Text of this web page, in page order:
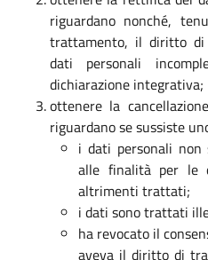
riguardano nonché,
trattamento, il diritto di
dati personali
dichiarazione integrativa;
ottenere la
riguardano se sussiste
i dati personali non
alle finalità per le
altrimenti trattati;
i dati sono trattati
ha revocato il
aveva il diritto di